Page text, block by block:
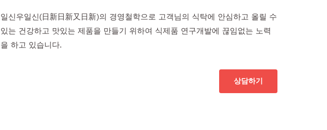
일신우일신(日新日新又日新)의 경영철학으로 고객님의 식탁에 안심하고 올릴 수
있는 건강하고 맛있는 제품을 만들기 위하여 식제품 연구개발에 끊임없는 노력
을 하고 있습니다.
상담하기